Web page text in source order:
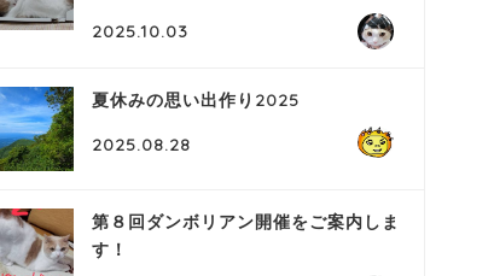
2025.10.03
夏休みの思い出作り2025
2025.08.28
第８回ダンボリアン開催をご案内しま
す！